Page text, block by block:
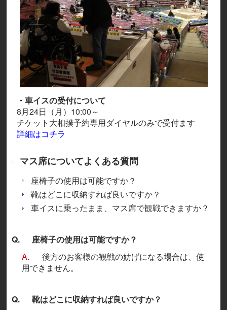
・車イスの受付について
8月24日（月）10:00～
チケット大相撲予約専用ダイヤルのみで受付ます
詳細はコチラ
マス席についてよくある質問
座椅子の使用は可能ですか？
靴はどこに収納すれば良いですか？
車イスに乗ったまま、マス席で観戦できますか？
Q.
座椅子の使用は可能ですか？
A.
後方のお客様の観戦の妨げになる場合は、使
用できません。
Q.
靴はどこに収納すれば良いですか？